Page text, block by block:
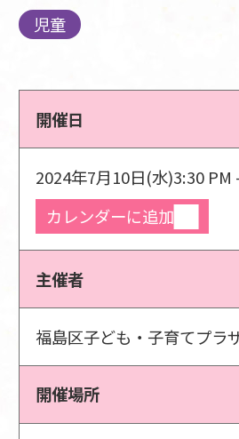
児童
開催日
2024年7月10日(水)3:30 PM
カレンダーに追加
主催者
福島区子ども・子育てプラ
開催場所